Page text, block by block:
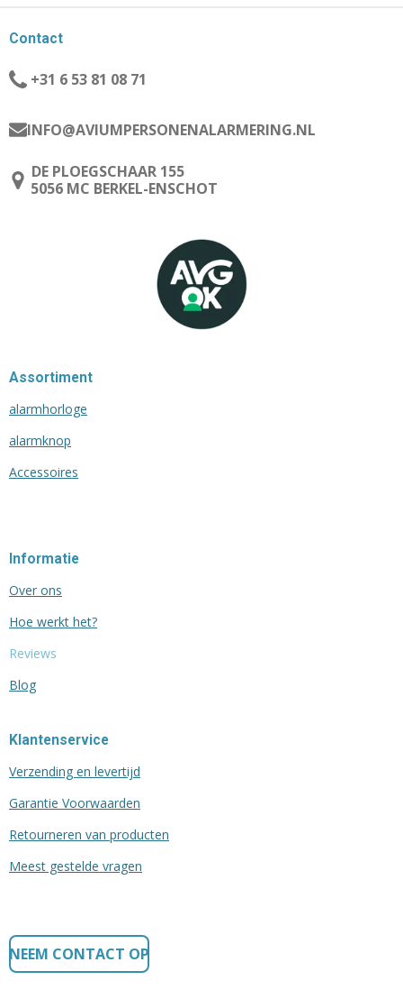
Contact
+31 6 53 81 08 71
INFO@AVIUMPERSONENALARMERING.NL
DE PLOEGSCHAAR 155
5056 MC BERKEL-ENSCHOT
Assortiment
alarmhorloge
alarmknop
Accessoires
Informatie
Over ons
Hoe werkt het?
Reviews
Blog
Klantenservice
Verzending en levertijd
Garantie Voorwaarden
Retourneren van producten
Meest gestelde vragen
NEEM CONTACT OP